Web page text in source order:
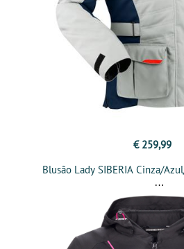
€ 259,99
Blusão Lady SIBERIA Cinza/